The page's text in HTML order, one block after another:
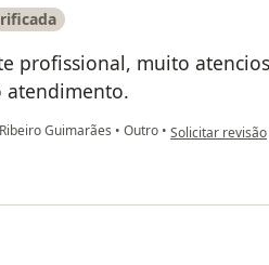
profissional, muito
atendimento.
Guimarães • Outro • na opinião do
Solicitar revisão